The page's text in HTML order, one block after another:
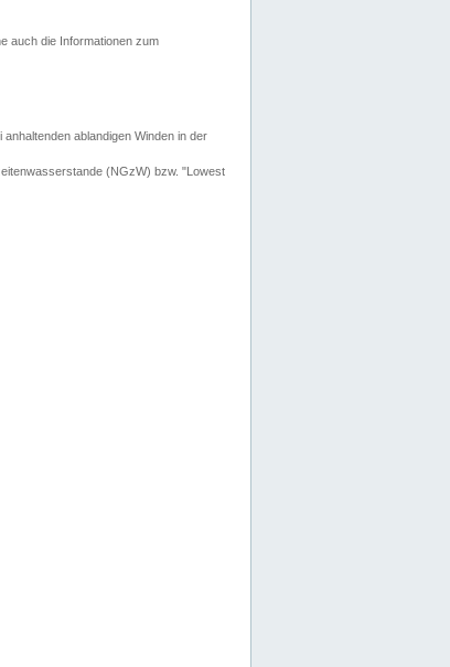
auch die Informationen zum
ablandigen Winden in der
(NGzW) bzw. "Lowest